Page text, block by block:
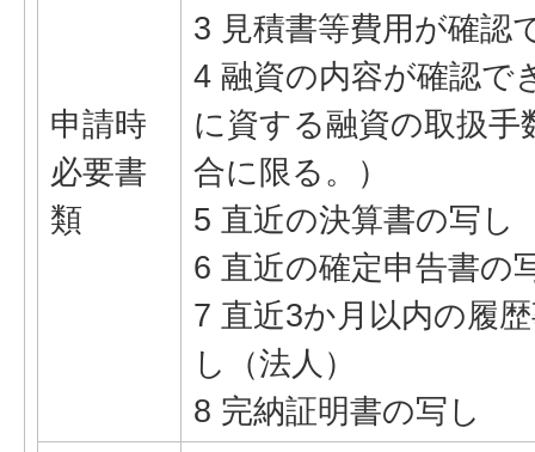
申請時
必要書
類
3 見積書等費用が確認
4 融資の内容が確認で
に資する融資の取扱
合に限る。）
5 直近の決算書の写し
6 直近の確定申告書の
7 直近3か月以内の履
し（法人）
8 完納証明書の写し